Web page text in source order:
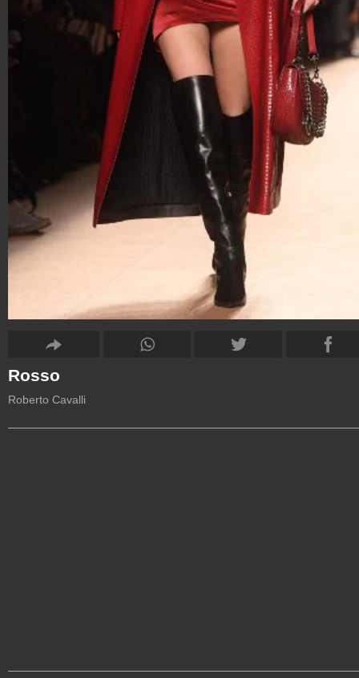
Rosso
Roberto Cavalli